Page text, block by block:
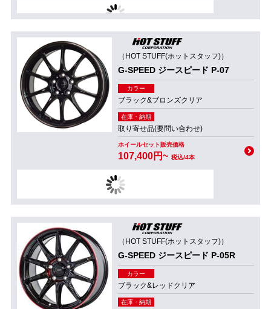
（HOT STUFF(ホットスタッフ)）
G-SPEED ジースピード P-07
カラー
ブラック&ブロンズクリア
在庫・納期
取り寄せ品(要問い合わせ)
ホイールセット販売価格
107,400円~ 税込/4本
（HOT STUFF(ホットスタッフ)）
G-SPEED ジースピード P-05R
カラー
ブラック&レッドクリア
在庫・納期